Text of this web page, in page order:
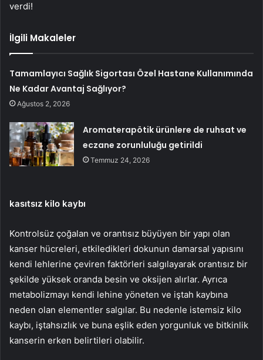
verdi!
İlgili Makaleler
Tamamlayıcı Sağlık Sigortası Özel Hastane Kullanımında
Ne Kadar Avantaj Sağlıyor?
Ağustos 2, 2026
Aromaterapötik ürünlere de ruhsat ve
eczane zorunluluğu getirildi
Temmuz 24, 2026
kasıtsız kilo kaybı
Kontrolsüz çoğalan ve orantısız büyüyen bir yapı olan
kanser hücreleri, etkiledikleri dokunun damarsal yapısını
kendi lehlerine çeviren faktörleri salgılayarak orantısız bir
şekilde yüksek oranda besin ve oksijen alırlar. Ayrıca
metabolizmayı kendi lehine yöneten ve iştah kaybına
neden olan elementler salgılar. Bu nedenle istemsiz kilo
kaybı, iştahsızlık ve buna eşlik eden yorgunluk ve bitkinlik
kanserin erken belirtileri olabilir.